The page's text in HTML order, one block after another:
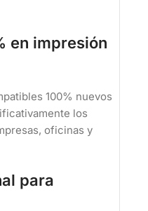
en impresión
100% nuevos
los
oficinas y
para